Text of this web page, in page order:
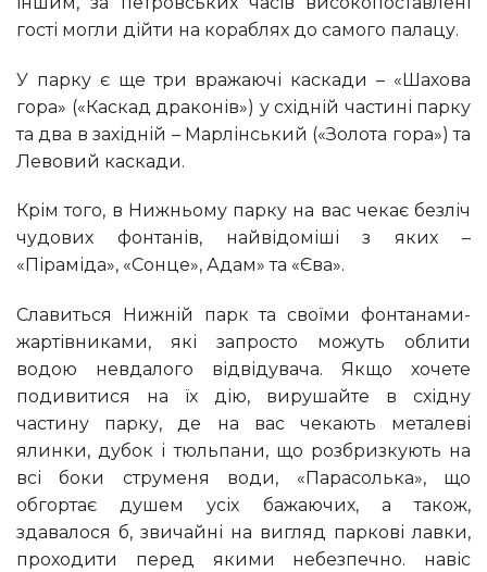
гості могли дійти на кораблях до самого палацу.
У парку є ще три вражаючі каскади – «Шахова
гора» («Каскад драконів») у східній частині парку
та два в західній – Марлінський («Золота гора») та
Левовий каскади.
Крім того, в Нижньому парку на вас чекає безліч
чудових фонтанів, найвідоміші з яких –
«Піраміда», «Сонце», Адам» та «Єва».
Славиться Нижній парк та своїми фонтанами-
жартівниками, які запросто можуть облити
водою невдалого відвідувача. Якщо хочете
подивитися на їх дію, вирушайте в східну
частину парку, де на вас чекають металеві
ялинки, дубок і тюльпани, що розбризкують на
всі боки струменя води, «Парасолька», що
обгортає душем усіх бажаючих, а також,
здавалося б, звичайні на вигляд паркові лавки,
проходити перед якими небезпечно. навіс